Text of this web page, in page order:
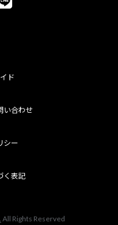
ド
い合わせ
シー
く表記
All Rights Reserved